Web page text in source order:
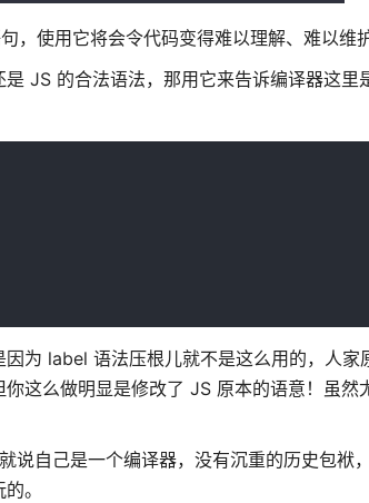
，使用它将会令代码变得难以理解、难以
JS 的合法语法，那用它来告诉编译器这
因为 label 语法压根儿就不是这么用的，人
这么做明显是修改了 JS 原本的语意！虽
说自己是一个编译器，没有沉重的历史包
。